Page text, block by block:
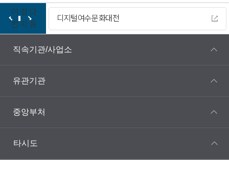
이
전
정
지
다
음
디지털여수문화대전
직속기관/사업소
유관기관
중앙부처
타시도